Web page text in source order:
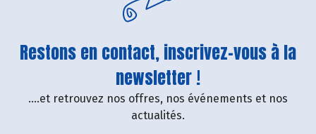
Restons en contact, inscrivez-vous à la
newsletter !
....et retrouvez nos offres, nos événements et nos
actualités.